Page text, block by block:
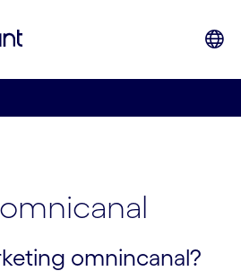
omnincanal?